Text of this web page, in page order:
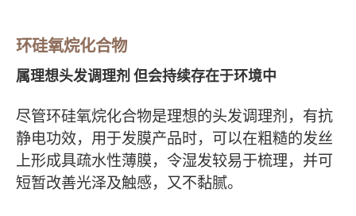
环硅氧烷化合物
属理想头发调理剂 但会持续存在于环境中
尽管环硅氧烷化合物是理想的头发调理剂，有抗
静电功效，用于发膜产品时，可以在粗糙的发丝
上形成具疏水性薄膜，令湿发较易于梳理，并可
短暂改善光泽及触感，又不黏腻。